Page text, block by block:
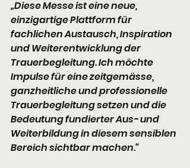
„Diese Messe ist eine neue,
einzigartige Plattform für
fachlichen Austausch, Inspiration
und Weiterentwicklung der
Trauerbegleitung. Ich möchte
Impulse für eine zeitgemässe,
ganzheitliche und professionelle
Trauerbegleitung setzen und die
Bedeutung fundierter Aus- und
Weiterbildung in diesem sensiblen
Bereich sichtbar machen.“